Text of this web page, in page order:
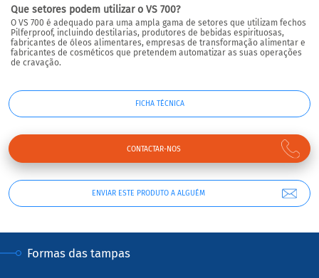
Que setores podem utilizar o VS 700?
O VS 700 é adequado para uma ampla gama de setores que utilizam fechos
Pilferproof, incluindo destilarias, produtores de bebidas espirituosas,
fabricantes de óleos alimentares, empresas de transformação alimentar e
fabricantes de cosméticos que pretendem automatizar as suas operações
de cravação.
ENVIAR ESTE PRODUTO A ALGUÉM
FICHA TÉCNICA
CONTACTAR-NOS
Formas das tampas